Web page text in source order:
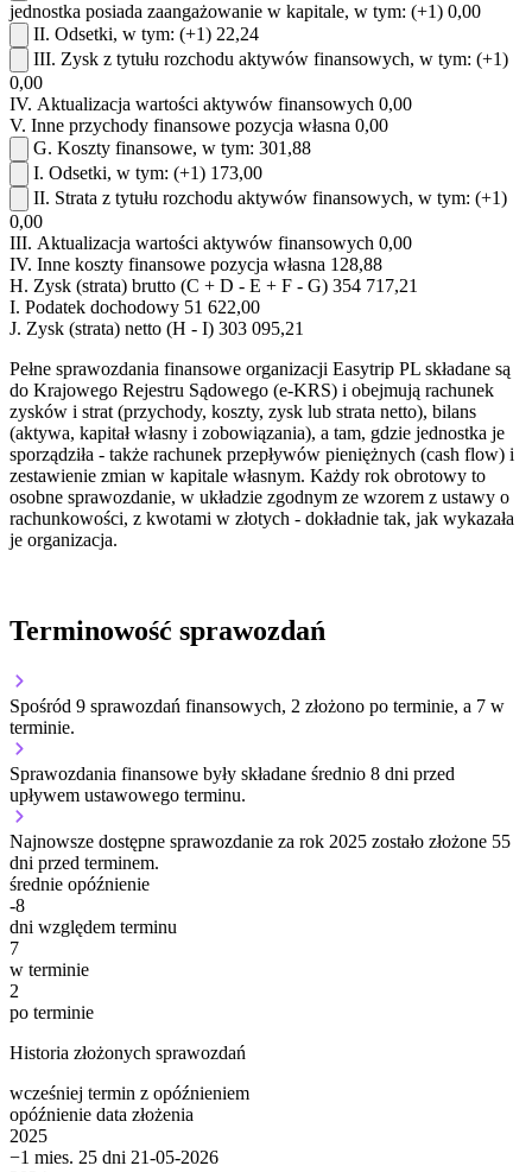
jednostka posiada zaangażowanie w kapitale, w tym: (+1) 0,00
II. Odsetki, w tym: (+1) 22,24
III. Zysk z tytułu rozchodu aktywów finansowych, w tym: (+1)
0,00
IV. Aktualizacja wartości aktywów finansowych 0,00
V. Inne przychody finansowe pozycja własna 0,00
G. Koszty finansowe, w tym: 301,88
I. Odsetki, w tym: (+1) 173,00
II. Strata z tytułu rozchodu aktywów finansowych, w tym: (+1)
0,00
III. Aktualizacja wartości aktywów finansowych 0,00
IV. Inne koszty finansowe pozycja własna 128,88
H. Zysk (strata) brutto (C + D - E + F - G) 354 717,21
I. Podatek dochodowy 51 622,00
J. Zysk (strata) netto (H - I) 303 095,21
Pełne sprawozdania finansowe organizacji Easytrip PL składane są
do Krajowego Rejestru Sądowego (e-KRS) i obejmują rachunek
zysków i strat (przychody, koszty, zysk lub strata netto), bilans
(aktywa, kapitał własny i zobowiązania), a tam, gdzie jednostka je
sporządziła - także rachunek przepływów pieniężnych (cash flow) i
zestawienie zmian w kapitale własnym. Każdy rok obrotowy to
osobne sprawozdanie, w układzie zgodnym ze wzorem z ustawy o
rachunkowości, z kwotami w złotych - dokładnie tak, jak wykazała
je organizacja.
Terminowość sprawozdań
Spośród 9 sprawozdań finansowych, 2 złożono po terminie, a 7 w
terminie.
Sprawozdania finansowe były składane średnio 8 dni przed
upływem ustawowego terminu.
Najnowsze dostępne sprawozdanie za rok 2025 zostało złożone 55
dni przed terminem.
średnie opóźnienie
-8
dni względem terminu
7
w terminie
2
po terminie
Historia złożonych sprawozdań
wcześniej termin z opóźnieniem
opóźnienie data złożenia
2025
−1 mies. 25 dni 21-05-2026